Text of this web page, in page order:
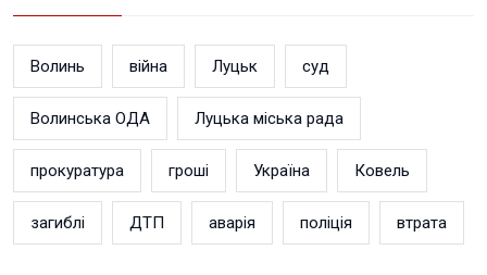
Волинь війна Луцьк суд
Волинська ОДА Луцька міська рада
прокуратура гроші Україна Ковель
загиблі ДТП аварія поліція втрата